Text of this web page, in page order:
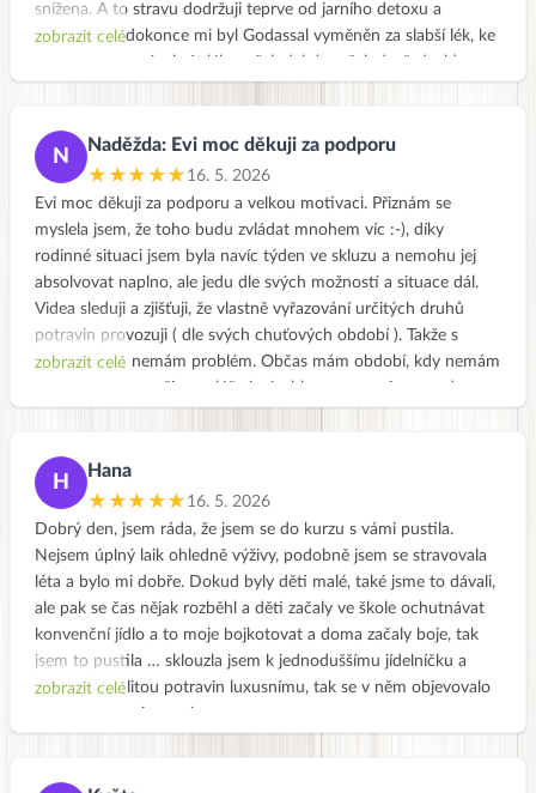
snížena. A to stravu dodržuji teprve od jarního detoxu a
pokračuji. A dokonce mi byl Godassal vyměněn za slabší lék, ke
aby mi oslabovalo svalstvo právě nedostatkem bílkovin, mám
na mysli těch živočišných. Můžu být v klidu a pustit strach, aby
mě nebrzdil a nepronásledoval mě ? Trochu jsem zhubla, odešla
mi pneumatika kolem břicha, takže jsem ráda a dál už bych
nemusela hubnout. Mám obavy, aby to nešlo právě ze svalů.
Děkuji moc a hezký den, Dana
zobrazit celé
N
Naděžda: Evi moc děkuji za podporu
★★★★★ 16. 5. 2026
Evi moc děkuji za podporu a velkou motivaci. Přiznám se
myslela jsem, že toho budu zvládat mnohem víc :-), díky
rodinné situaci jsem byla navíc týden ve skluzu a nemohu jej
absolvovat naplno, ale jedu dle svých možností a situace dál.
Videa sleduji a zjišťuji, že vlastně vyřazování určitých druhů
potravin provozuji ( dle svých chuťových období ). Takže s
vyřazováním nemám problém. Občas mám období, kdy nemám
jsem v nepohodě. Je super zjistit jak se vše dá rozumně a
vyváženě nahradit . Určitě budu v receptech pokračovat i po
kurzu. Po vyzkoušených receptech a cíleně vyřazených
potravinách se opravdu cítím lépe a váha jde dolů sama.
Chyběla mě cesta jak do svého jídelníčku zařadit lehká jídla, více
obilovin, luštěnin a hlavně jak je mohu sladit chutně se
zeleninou . Kurz předčil mé očekávání. Děkuji za tvou práci 👍
❤️
zobrazit celé
H
Hana
★★★★★ 16. 5. 2026
Dobrý den, jsem ráda, že jsem se do kurzu s vámi pustila.
Nejsem úplný laik ohledně výživy, podobně jsem se stravovala
léta a bylo mi dobře. Dokud byly děti malé, také jsme to dávali,
ale pak se čas nějak rozběhl a děti začaly ve škole ochutnávat
konvenční jídlo a to moje bojkotovat a doma začaly boje, tak
jsem to pustila … sklouzla jsem k jednoduššímu jídelníčku a
přestože kvalitou potravin luxusnímu, tak se v něm objevovalo
zobrazit celé